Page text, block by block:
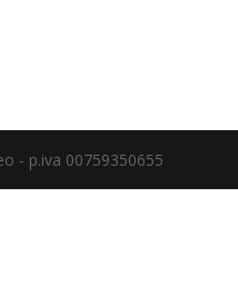
- p.iva 00759350655